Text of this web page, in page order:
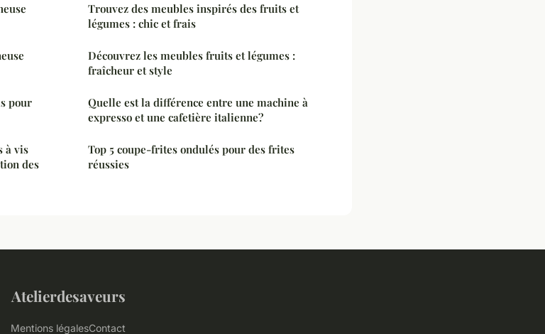
pour
à vis
des
Trouvez des meubles inspirés des fruits et
légumes : chic et frais
Découvrez les meubles fruits et légumes :
fraîcheur et style
Quelle est la différence entre une machine à
expresso et une cafetière italienne?
Top 5 coupe-frites ondulés pour des frites
réussies
Atelierdesaveurs
Mentions légalesContact